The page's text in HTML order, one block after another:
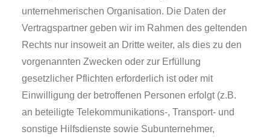
unternehmerischen Organisation. Die Daten der
Vertragspartner geben wir im Rahmen des geltenden
Rechts nur insoweit an Dritte weiter, als dies zu den
vorgenannten Zwecken oder zur Erfüllung
gesetzlicher Pflichten erforderlich ist oder mit
Einwilligung der betroffenen Personen erfolgt (z.B.
an beteiligte Telekommunikations-, Transport- und
sonstige Hilfsdienste sowie Subunternehmer,